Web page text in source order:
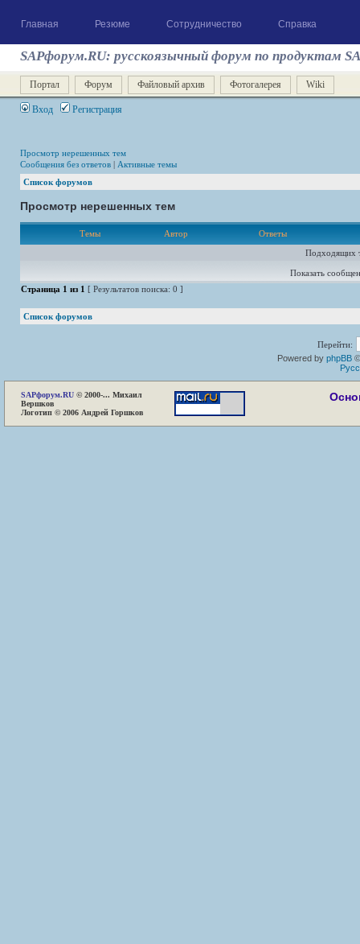
Главная Резюме Сотрудничество Справка
SAPфорум.RU: русскоязычный форум по продуктам
Портал Форум Файловый архив Фотогалерея Wiki
Вход Регистрация
Просмотр нерешенных тем
Сообщения без ответов | Активные темы
Список форумов
Просмотр нерешенных тем
Темы Автор
Ответы
Подходящих
Показать
Страница 1 из 1 [ Результатов поиска: 0 ]
Список форумов
Перейти:
Powered by phpBB
SAPфорум.RU © 2000-... Михаил
Вершков
Логотип © 2006 Андрей Горшков